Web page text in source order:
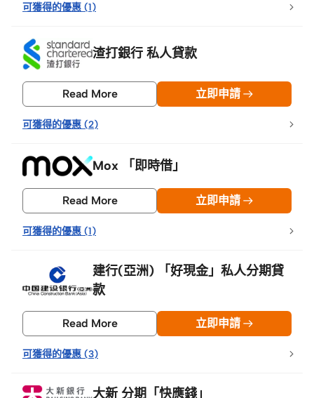
可獲得的優惠 (1)
渣打銀行 私人貸款
Read More 立即申請
可獲得的優惠 (2)
Mox 「即時借」
Read More 立即申請
可獲得的優惠 (1)
建行(亞洲) 「好現金」私人分期貸
款
Read More 立即申請
可獲得的優惠 (3)
大新 分期「快應錢」